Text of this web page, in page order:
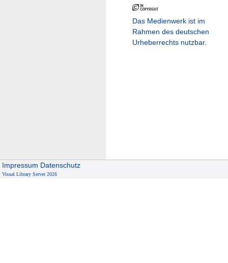
Das Medienwerk ist im
Rahmen des deutschen
Urheberrechts nutzbar.
Impressum Datenschutz
Visual Library Server 2026